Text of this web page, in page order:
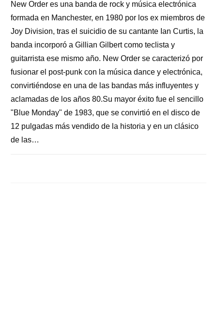
New Order es una banda de rock y música electrónica
formada en Manchester, en 1980 por los ex miembros de
Joy Division, tras el suicidio de su cantante Ian Curtis, la
banda incorporó a Gillian Gilbert como teclista y
guitarrista ese mismo año. New Order se caracterizó por
fusionar el post-punk con la música dance y electrónica,
convirtiéndose en una de las bandas más influyentes y
aclamadas de los años 80.Su mayor éxito fue el sencillo
"Blue Monday" de 1983, que se convirtió en el disco de
12 pulgadas más vendido de la historia y en un clásico
de las…